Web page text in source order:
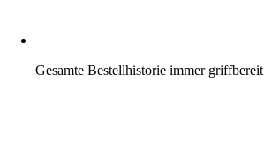
Gesamte Bestellhistorie immer griffbereit